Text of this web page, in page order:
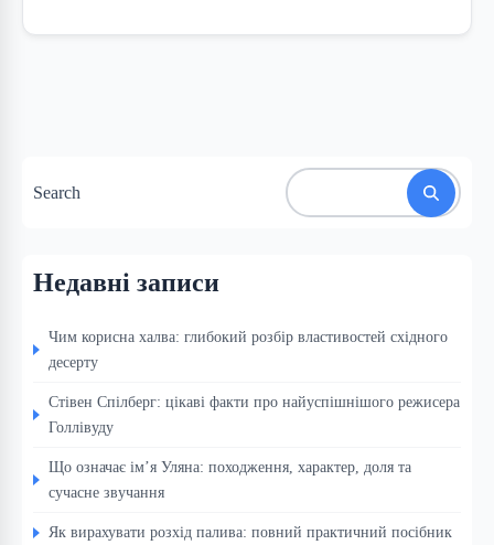
Search
Недавні записи
Чим корисна халва: глибокий розбір властивостей східного
десерту
Стівен Спілберг: цікаві факти про найуспішнішого режисера
Голлівуду
Що означає ім’я Уляна: походження, характер, доля та
сучасне звучання
Як вирахувати розхід палива: повний практичний посібник